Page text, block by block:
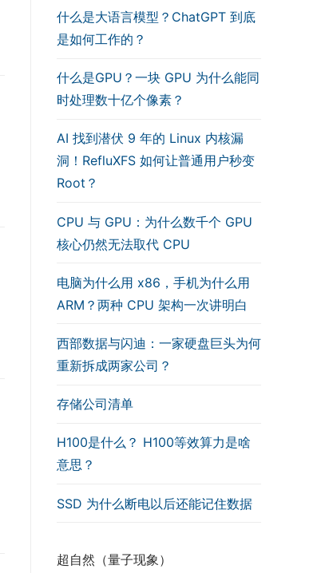
什么是大语言模型？ChatGPT 到底
是如何工作的？
什么是GPU？一块 GPU 为什么能同
时处理数十亿个像素？
AI 找到潜伏 9 年的 Linux 内核漏
洞！RefluXFS 如何让普通用户秒变
Root？
CPU 与 GPU：为什么数千个 GPU
核心仍然无法取代 CPU
电脑为什么用 x86，手机为什么用
ARM？两种 CPU 架构一次讲明白
西部数据与闪迪：一家硬盘巨头为何
重新拆成两家公司？
存储公司清单
H100是什么？ H100等效算力是啥
意思？
SSD 为什么断电以后还能记住数据
超自然（量子现象）